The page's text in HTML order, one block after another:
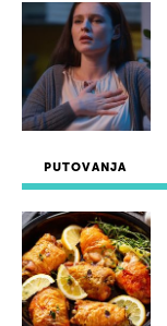
PUTOVANJA